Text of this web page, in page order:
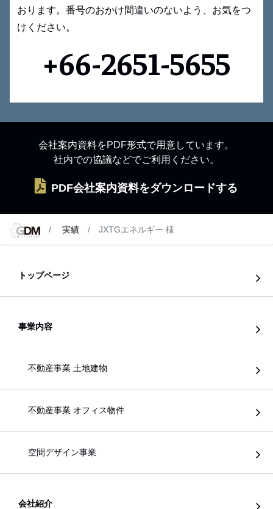
おります。番号のおかけ間違いのないよう、お気をつ
けください。
+66-2651-5655
会社案内資料をPDF形式で用意しています。
社内での協議などでご利用ください。
PDF会社案内資料をダウンロードする
実績 JXTGエネルギー 様
トップページ
事業内容
不動産事業 土地建物
不動産事業 オフィス物件
空間デザイン事業
会社紹介